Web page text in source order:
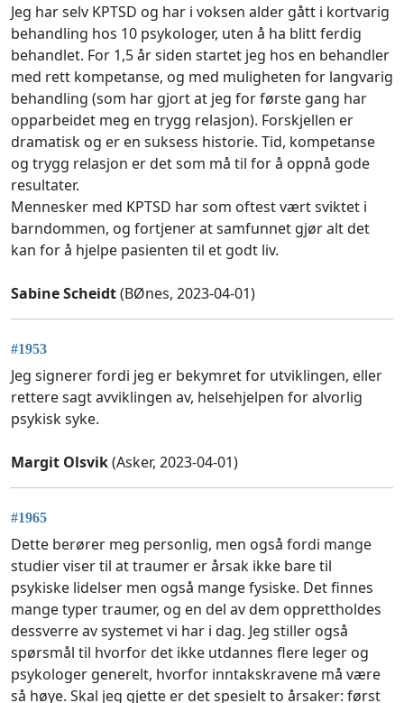
Jeg har selv KPTSD og har i voksen alder gått i kortvarig
behandling hos 10 psykologer, uten å ha blitt ferdig
behandlet. For 1,5 år siden startet jeg hos en behandler
med rett kompetanse, og med muligheten for langvarig
behandling (som har gjort at jeg for første gang har
opparbeidet meg en trygg relasjon). Forskjellen er
dramatisk og er en suksess historie. Tid, kompetanse
og trygg relasjon er det som må til for å oppnå gode
resultater.
Mennesker med KPTSD har som oftest vært sviktet i
barndommen, og fortjener at samfunnet gjør alt det
kan for å hjelpe pasienten til et godt liv.
Sabine Scheidt(BØnes, 2023-04-01)
#1953
Jeg signerer fordi jeg er bekymret for utviklingen, eller
rettere sagt avviklingen av, helsehjelpen for alvorlig
psykisk syke.
Margit Olsvik(Asker, 2023-04-01)
#1965
Dette berører meg personlig, men også fordi mange
studier viser til at traumer er årsak ikke bare til
psykiske lidelser men også mange fysiske. Det finnes
mange typer traumer, og en del av dem opprettholdes
dessverre av systemet vi har i dag. Jeg stiller også
spørsmål til hvorfor det ikke utdannes flere leger og
psykologer generelt, hvorfor inntakskravene må være
så høye. Skal jeg gjette er det spesielt to årsaker: først